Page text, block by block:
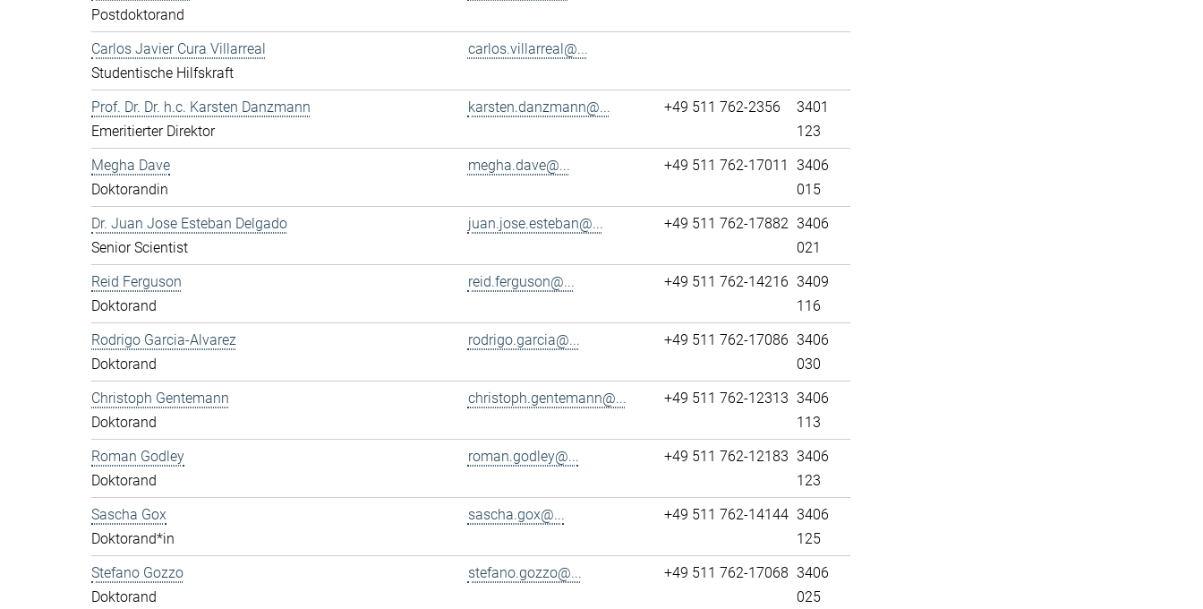
Postdoktorand
Carlos Javier Cura Villarreal
Studentische Hilfskraft
carlos.villarreal@...
Prof. Dr. Dr. h.c. Karsten Danzmann
Emeritierter Direktor
karsten.danzmann@... +49 511 762-2356
3401
123
Megha Dave
Doktorandin
megha.dave@... +49 511 762-17011
3406
015
Dr. Juan Jose Esteban Delgado
Senior Scientist
juan.jose.esteban@... +49 511 762-17882 3406
021
Reid Ferguson
Doktorand
reid.ferguson@... +49 511 762-14216 3409
116
Rodrigo Garcia-Alvarez
Doktorand
rodrigo.garcia@... +49 511 762-17086 3406
030
Christoph Gentemann
Doktorand
christoph.gentemann@... +49 511 762-12313 3406
113
Roman Godley
Doktorand
roman.godley@... +49 511 762-12183 3406
123
Sascha Gox
Doktorand*in
sascha.gox@... +49 511 762-14144 3406
125
Stefano Gozzo
Doktorand
stefano.gozzo@... +49 511 762-17068 3406
025